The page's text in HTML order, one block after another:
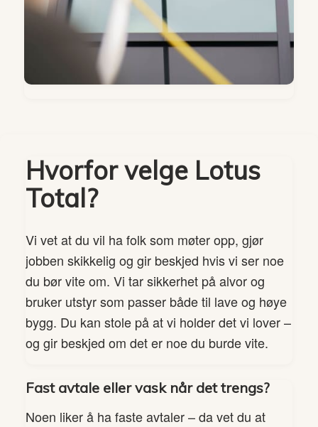
Hvorfor velge Lotus
Total?
Vi vet at du vil ha folk som møter opp, gjør
jobben skikkelig og gir beskjed hvis vi ser noe
du bør vite om. Vi tar sikkerhet på alvor og
bruker utstyr som passer både til lave og høye
bygg. Du kan stole på at vi holder det vi lover –
og gir beskjed om det er noe du burde vite.
Fast avtale eller vask når det trengs?
Noen liker å ha faste avtaler – da vet du at